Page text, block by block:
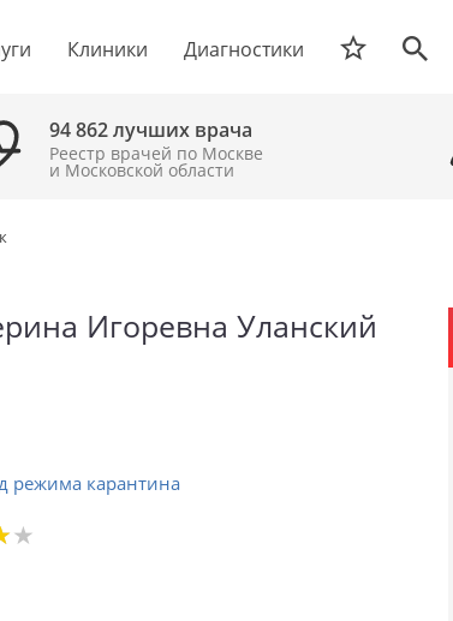
Клиники Диагностики
94 862 лучших врача
Реестр врачей по Москве
и Московской области
Игоревна Уланский
режима карантина
★
★